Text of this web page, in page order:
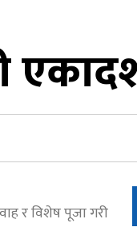
र विशेष पूजा गरी